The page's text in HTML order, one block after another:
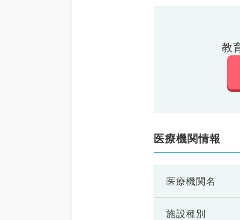
教
医療機関情報
医療機関名
施設種別